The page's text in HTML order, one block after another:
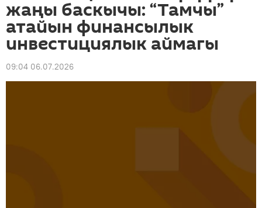
жаңы баскычы: “Тамчы”
атайын финансылык
инвестициялык аймагы
09:04 06.07.2026